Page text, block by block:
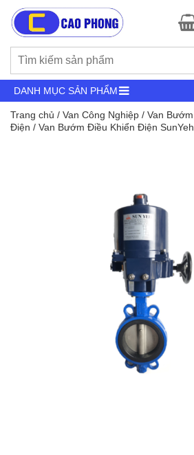
DANH MỤC SẢN PHẨM
Trang chủ / Van Công Nghiệp / Van Bướm
Điện / Van Bướm Điều Khiển Điện SunYeh